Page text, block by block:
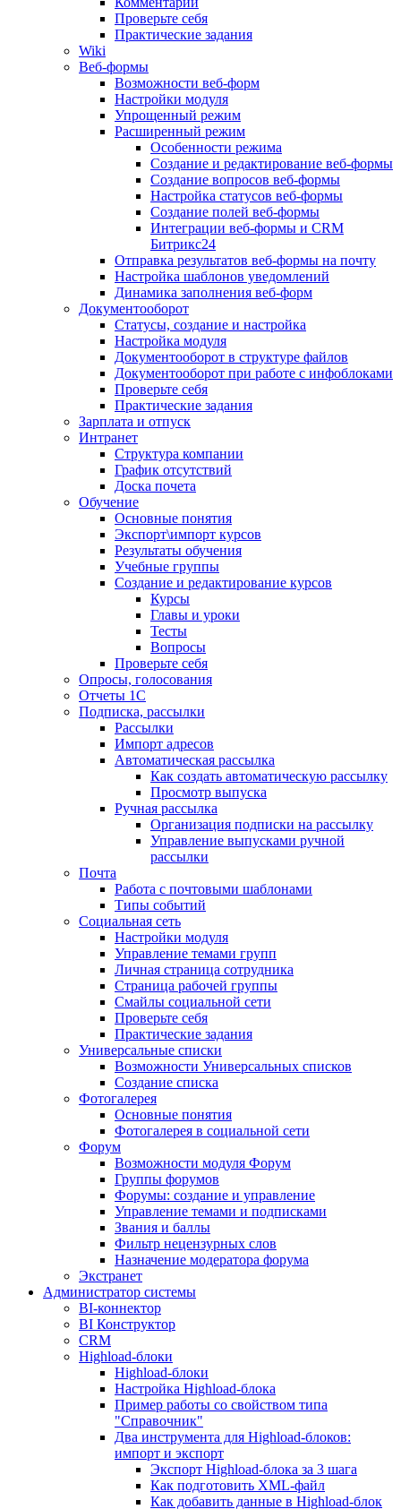
Проверьте себя
Практические задания
Wiki
Веб-формы
Возможности веб-форм
Настройки модуля
Упрощенный режим
Расширенный режим
Особенности режима
Создание и редактирование веб-формы
Создание вопросов веб-формы
Настройка статусов веб-формы
Создание полей веб-формы
Интеграции веб-формы и CRM
Битрикс24
Отправка результатов веб-формы на почту
Настройка шаблонов уведомлений
Динамика заполнения веб-форм
Документооборот
Статусы, создание и настройка
Настройка модуля
Документооборот в структуре файлов
Документооборот при работе с инфоблоками
Проверьте себя
Практические задания
Зарплата и отпуск
Интранет
Структура компании
График отсутствий
Доска почета
Обучение
Основные понятия
Экспорт\импорт курсов
Результаты обучения
Учебные группы
Создание и редактирование курсов
Курсы
Главы и уроки
Тесты
Вопросы
Проверьте себя
Опросы, голосования
Отчеты 1С
Подписка, рассылки
Рассылки
Импорт адресов
Автоматическая рассылка
Как создать автоматическую рассылку
Просмотр выпуска
Ручная рассылка
Организация подписки на рассылку
Управление выпусками ручной
рассылки
Почта
Работа с почтовыми шаблонами
Типы событий
Социальная сеть
Настройки модуля
Управление темами групп
Личная страница сотрудника
Страница рабочей группы
Смайлы социальной сети
Проверьте себя
Практические задания
Универсальные списки
Возможности Универсальных списков
Создание списка
Фотогалерея
Основные понятия
Фотогалерея в социальной сети
Форум
Возможности модуля Форум
Группы форумов
Форумы: создание и управление
Управление темами и подписками
Звания и баллы
Фильтр нецензурных слов
Назначение модератора форума
Экстранет
Администратор системы
BI-коннектор
BI Конструктор
CRM
Highload-блоки
Highload-блоки
Настройка Highload-блока
Пример работы со свойством типа
"Справочник"
Два инструмента для Highload-блоков:
импорт и экспорт
Экспорт Highload-блока за 3 шага
Как подготовить XML-файл
Как добавить данные в Highload-блок